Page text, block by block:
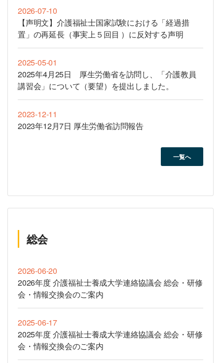
2026-07-10
【声明文】介護福祉士国家試験における「経過措
置」の再延長（事実上５回目 ）に反対する声明
2025-05-01
2025年4月25日 厚生労働省を訪問し、「介護教員
講習会」について（要望）を提出しました。
2023-12-11
2023年12月7日 厚生労働省訪問報告
一覧へ
総会
2026-06-20
2026年度 介護福祉士養成大学連絡協議会 総会・研修
会・情報交換会のご案内
2025-06-17
2025年度 介護福祉士養成大学連絡協議会 総会・研修
会・情報交換会のご案内